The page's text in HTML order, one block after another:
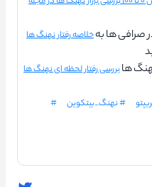
صرافی ها بهخلاصه رفتار نهنگ ها
هابررسی رفتار لحظه ای نهنگ ها
# نهنگ_بیتکوین
#